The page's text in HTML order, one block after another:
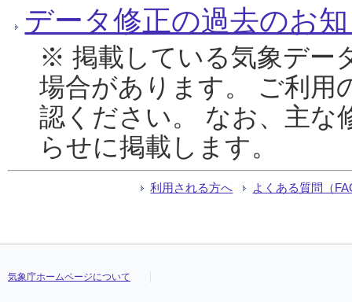
データ修正の過去のお
※ 掲載している気象デー
場合があります。 ご利用
認ください。 なお、主な
らせに掲載します。
利用される方へ よくある質問（
気象庁ホームページについて